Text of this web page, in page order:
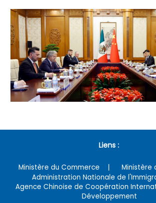
Liens :
Ministère du Commerce
Ministère
Administration Nationale de
Agence Chinoise de Coopération
Développement